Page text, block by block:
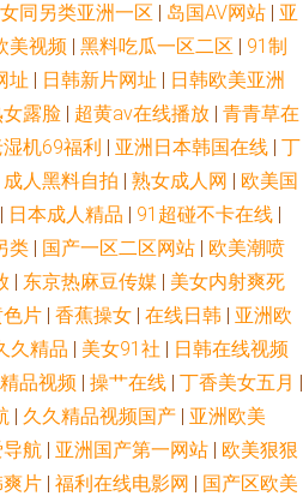
女同另类亚洲一区 | 岛国AV网站 | 亚
美视频 | 黑料吃瓜一区二区 | 91制
址 | 日韩新片网址 | 日韩欧美亚洲
露脸 | 超黄av在线播放 | 青青草在
机69福利 | 亚洲日本韩国在线 | 丁
成人黑料自拍 | 熟女成人网 | 欧美国
| 日本成人精品 | 91超碰不卡在线 |
类 | 国产一区二区网站 | 欧美潮喷
| 东京热麻豆传媒 | 美女内射爽死
片 | 香蕉操女 | 在线日韩 | 亚洲欧
久精品 | 美女91社 | 日韩在线视频
品视频 | 操艹在线 | 丁香美女五月 |
| 久久精品视频国产 | 亚洲欧美
航 | 亚洲国产第一网站 | 欧美狠狠
爽片 | 福利在线电影网 | 国产区欧美